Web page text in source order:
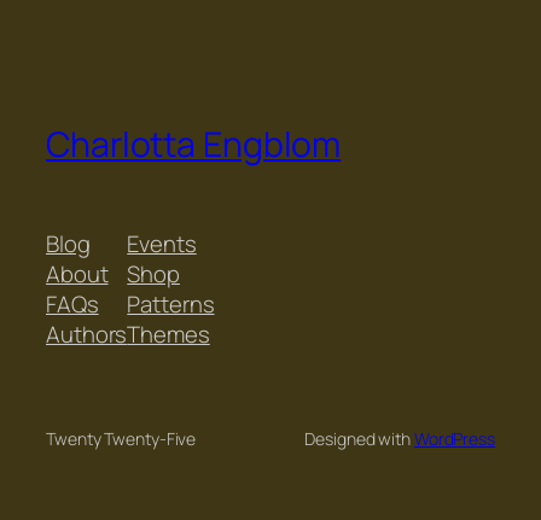
Charlotta Engblom
Blog
About
FAQs
Authors
Events
Shop
Patterns
Themes
Twenty Twenty-Five Designed withWordPress